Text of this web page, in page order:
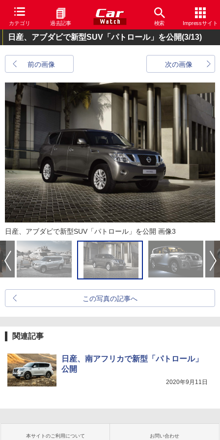
カテゴリ 過去記事 検索 Impressサイト
日産、アブダビで新型SUV「パトロール」を公開(3/13)
前の画像 次の画像
日産、アブダビで新型SUV「パトロール」を公開 画像3
この写真の記事へ
関連記事
日産、南アフリカで新型「パトロール」
公開
2020年9月11日
本サイトのご利用について お問い合わせ